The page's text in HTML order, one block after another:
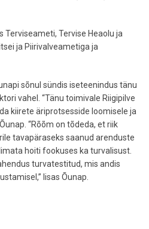
Terviseameti, Tervise Heaolu ja
ja Piirivalveametiga ja
sõnul sündis iseteenindus tänu
vahel. “Tänu toimivale Riigipilve
kiirete äriprotsesside loomisele ja
“Rõõm on tõdeda, et riik
tavapäraseks saanud arenduste
hoiti fookuses ka turvalisust.
turvatestitud, mis andis
lisas Õunap.